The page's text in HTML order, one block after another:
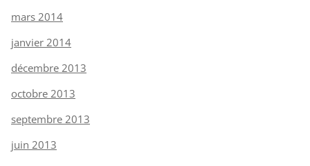
mars 2014
janvier 2014
décembre 2013
octobre 2013
septembre 2013
juin 2013